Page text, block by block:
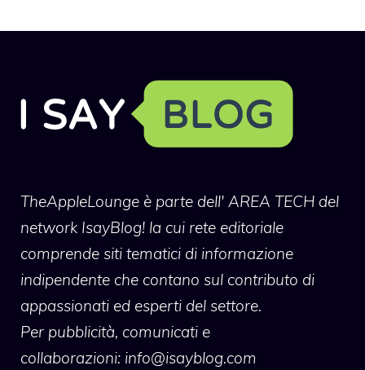
TheAppleLounge è parte dell' AREA TECH del
network IsayBlog! la cui rete editoriale
comprende siti tematici di informazione
indipendente che contano sul contributo di
appassionati ed esperti del settore.
Per pubblicità, comunicati e
collaborazioni: info@isayblog.com